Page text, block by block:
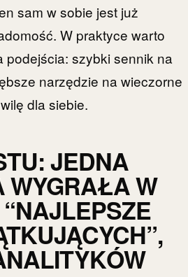
sam w sobie jest już
W praktyce warto
podejścia: szybki sennik na
narzędzie na wieczorne
dla siebie.
JEDNA
WYGRAŁA W